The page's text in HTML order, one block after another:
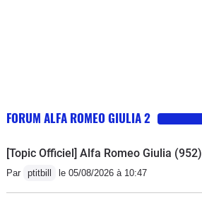
FORUM ALFA ROMEO GIULIA 2
[Topic Officiel] Alfa Romeo Giulia (952)
Par ptitbill le 05/08/2026 à 10:47